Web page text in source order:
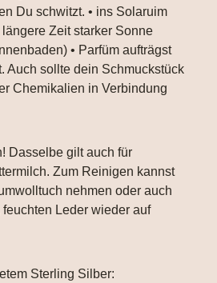
Du schwitzt. • ins Solaruim
Zeit starker Sonne
• Parfüm aufträgst
Auch sollte dein Schmuckstück
Chemikalien in Verbindung
Dasselbe gilt auch für
Zum Reinigen kannst
nehmen oder auch
Leder wieder auf
Sterling Silber: